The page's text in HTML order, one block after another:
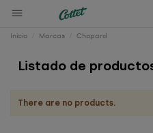
Inicio Marcas Chopard
Listado de
There are no products.